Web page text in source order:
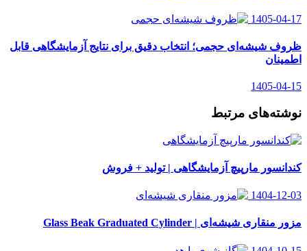
1405-04-17
ظروف شیشه‌ای حجمی؛ انتخاب دقیق برای نتایج آزمایشگاهی قابل
اطمینان
1405-04-15
نوشته‌های مرتبط
کندانسور مارپیچ آزمایشگاهی | تولید + فروش
1404-12-03
مزور منقاری شیشه‌ای | Glass Beak Graduated Cylinder